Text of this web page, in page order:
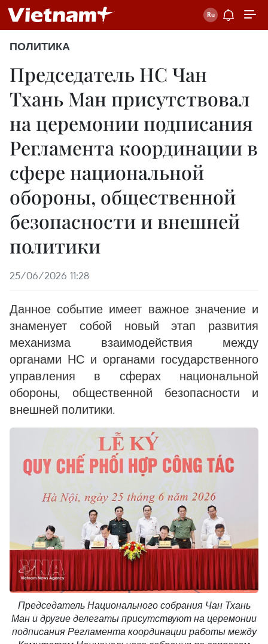
ПОЛИТИКА
Председатель НС Чан
Тхань Ман присутствовал
на церемонии подписания
Регламента координации в
сфере национальной
обороны, общественной
безопасности и внешней
политики
25/06/2026 11:28
Данное событие имеет важное значение и
знаменует собой новый этап развития
механизма взаимодействия между
органами НС и органами государственного
управления в сферах национальной
обороны, общественной безопасности и
внешней политики.
Председатель Национального собрания Чан Тхань
Ман и другие делегаты присутствуют на церемонии
подписания Регламента координации работы между